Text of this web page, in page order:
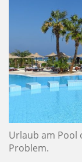
Urlaub am Pool
Problem.